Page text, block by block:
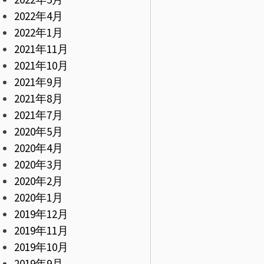
2022年4月
2022年1月
2021年11月
2021年10月
2021年9月
2021年8月
2021年7月
2020年5月
2020年4月
2020年3月
2020年2月
2020年1月
2019年12月
2019年11月
2019年10月